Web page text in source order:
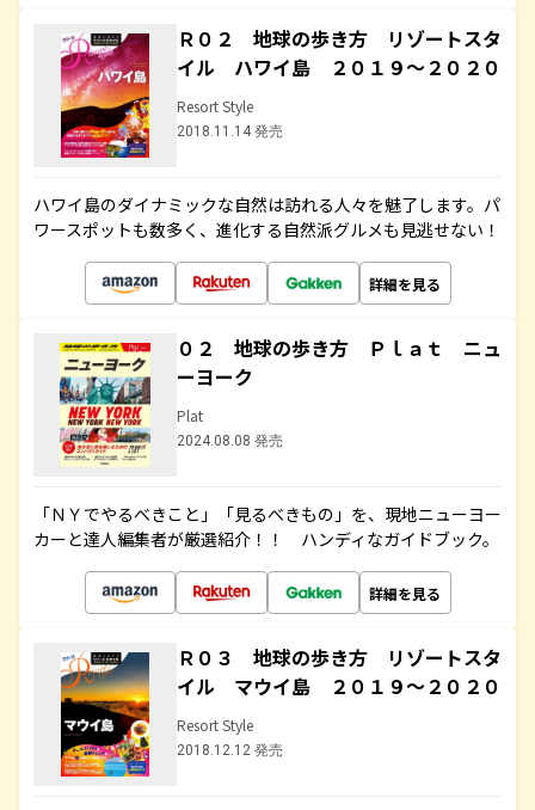
Ｒ０２ 地球の歩き方 リゾートスタ
イル ハワイ島 ２０１９～２０２０
Resort Style
2018.11.14 発売
ハワイ島のダイナミックな自然は訪れる人々を魅了します。パ
ワースポットも数多く、進化する自然派グルメも見逃せない！
詳細を見る
０２ 地球の歩き方 Ｐｌａｔ ニュ
ーヨーク
Plat
2024.08.08 発売
「ＮＹでやるべきこと」「見るべきもの」を、現地ニューヨー
カーと達人編集者が厳選紹介！！ ハンディなガイドブック。
詳細を見る
Ｒ０３ 地球の歩き方 リゾートスタ
イル マウイ島 ２０１９～２０２０
Resort Style
2018.12.12 発売